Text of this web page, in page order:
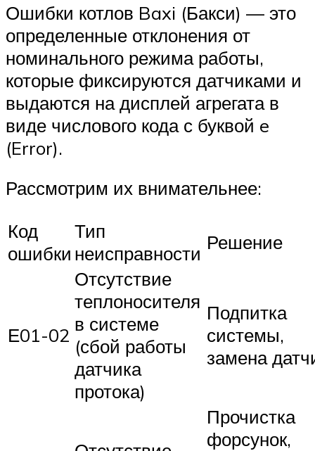
Ошибки котлов Baxi (Бакси) — это
определенные отклонения от
номинального режима работы,
которые фиксируются датчиками и
выдаются на дисплей агрегата в
виде числового кода с буквой e
(Error).
Рассмотрим их внимательнее:
Код
ошибки
Тип
неисправности Решение
Е01-02
Отсутствие
теплоносителя
в системе
(сбой работы
датчика
протока)
Подпитка
системы,
замена
Прочистка
форсунок,